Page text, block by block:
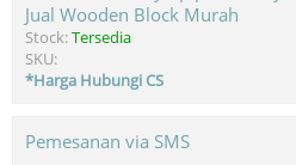
Jual Wooden Block Murah
Stock:Tersedia
SKU:
*Harga Hubungi CS
Pemesanan via SMS